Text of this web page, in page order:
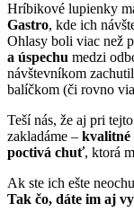
Hríbikové lupienky
Gastro, kde ich
Ohlasy boli viac než
a úspechu medzi
návštevníkom
balíčkom (či rovno
Teší nás, že aj pri
zakladáme – kvalitné
poctivá chuť, ktorá
Ak ste ich ešte
Tak čo, dáte im aj